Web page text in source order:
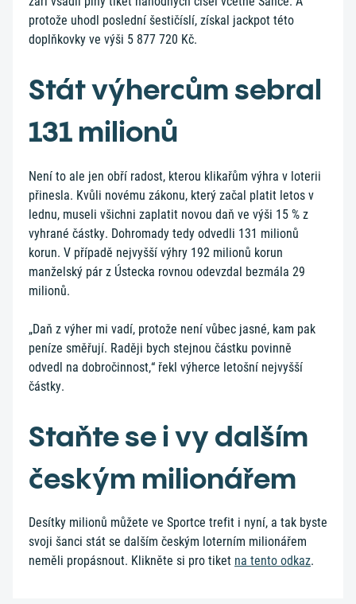
protože uhodl poslední šestičíslí, získal jackpot této
doplňkovky ve výši 5 877 720 Kč.
Stát výhercům sebral
131 milionů
Není to ale jen obří radost, kterou klikařům výhra v loterii
přinesla. Kvůli novému zákonu, který začal platit letos v
lednu, museli všichni zaplatit novou daň ve výši 15 % z
vyhrané částky. Dohromady tedy odvedli 131 milionů
korun. V případě nejvyšší výhry 192 milionů korun
manželský pár z Ústecka rovnou odevzdal bezmála 29
milionů.
„Daň z výher mi vadí, protože není vůbec jasné, kam pak
peníze směřují. Raději bych stejnou částku povinně
odvedl na dobročinnost,“ řekl výherce letošní nejvyšší
částky.
Staňte se i vy dalším
českým milionářem
Desítky milionů můžete ve Sportce trefit i nyní, a tak byste
svoji šanci stát se dalším českým loterním milionářem
neměli propásnout. Klikněte si pro tiket na tento odkaz.